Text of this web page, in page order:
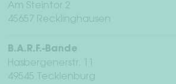
Am Steintor 2
45657 Recklinghausen
B.A.R.F.-Bande
Hasbergenerstr. 11
49545 Tecklenburg